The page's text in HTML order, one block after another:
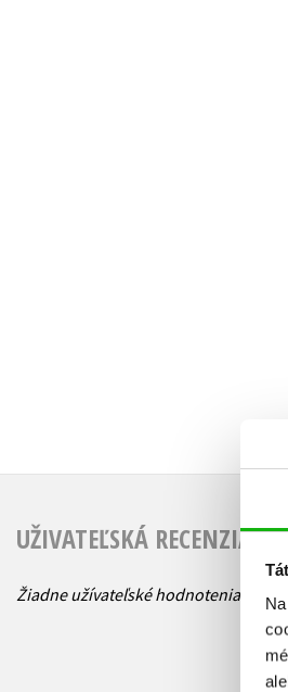
UŽIVATEĽSKÁ RECENZIA
Žiadne užívateľské hodnotenia nie